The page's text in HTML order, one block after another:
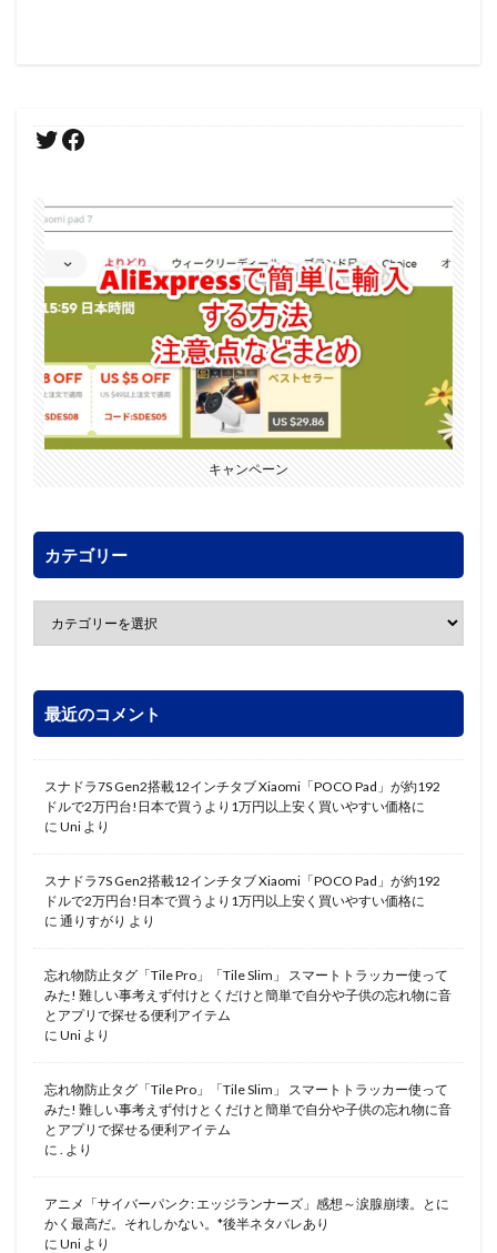
キャンペーン
カテゴリー
最近のコメント
スナドラ7S Gen2搭載12インチタブ Xiaomi「POCO Pad」が約192
ドルで2万円台!日本で買うより1万円以上安く買いやすい価格に
に Uni より
スナドラ7S Gen2搭載12インチタブ Xiaomi「POCO Pad」が約192
ドルで2万円台!日本で買うより1万円以上安く買いやすい価格に
に 通りすがり より
忘れ物防止タグ「Tile Pro」「Tile Slim」 スマートトラッカー使って
みた! 難しい事考えず付けとくだけと簡単で自分や子供の忘れ物に音
とアプリで探せる便利アイテム
に Uni より
忘れ物防止タグ「Tile Pro」「Tile Slim」 スマートトラッカー使って
みた! 難しい事考えず付けとくだけと簡単で自分や子供の忘れ物に音
とアプリで探せる便利アイテム
に
より
アニメ「サイバーパンク: エッジランナーズ」感想～涙腺崩壊。とに
かく最高だ。それしかない。*後半ネタバレあり
に Uni より